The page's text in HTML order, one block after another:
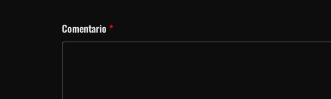
Comentario *